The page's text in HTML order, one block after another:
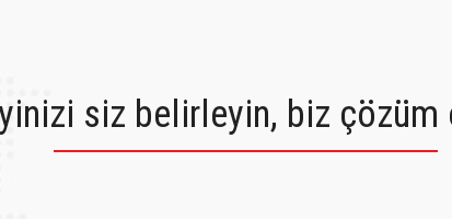
siz belirleyin, biz çözüm